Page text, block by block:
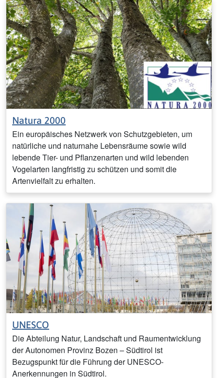
Natura 2000
Ein europäisches Netzwerk von Schutzgebieten, um
natürliche und naturnahe Lebensräume sowie wild
lebende Tier- und Pflanzenarten und wild lebenden
Vogelarten langfristig zu schützen und somit die
Artenvielfalt zu erhalten.
UNESCO
Die Abteilung Natur, Landschaft und Raumentwicklung
der Autonomen Provinz Bozen – Südtirol ist
Bezugspunkt für die Führung der UNESCO-
Anerkennungen in Südtirol.